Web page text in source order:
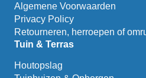
Algemene Voorwaarden
Privacy Policy
Retourneren, herroepen of
Tuin & Terras
Houtopslag